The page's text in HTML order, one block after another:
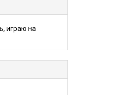
играю на